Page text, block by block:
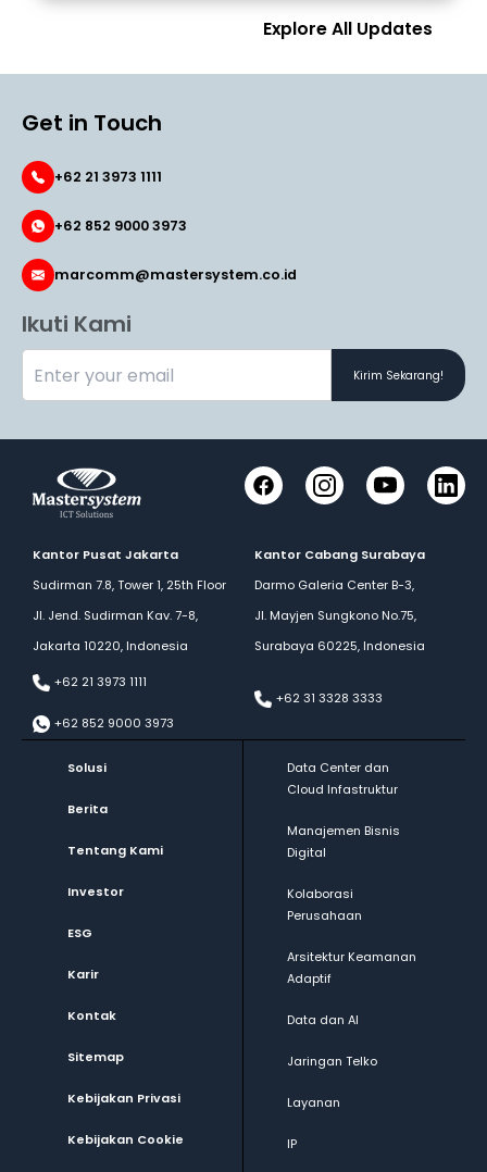
Explore All Updates
Get in Touch
+62 21 3973 1111
+62 852 9000 3973
marcomm@mastersystem.co.id
Ikuti Kami
Kirim Sekarang!
FacebookInstagramYouTube
Kantor Pusat Jakarta
Sudirman 7.8, Tower 1, 25th Floor
Jl. Jend. Sudirman Kav. 7-8,
Jakarta 10220, Indonesia
+62 21 3973 1111
+62 852 9000 3973
Kantor Cabang Surabaya
Darmo Galeria Center B-3,
Jl. Mayjen Sungkono No.75,
Surabaya 60225, Indonesia
+62 31 3328 3333
Solusi
Berita
Tentang Kami
Investor
ESG
Karir
Kontak
Sitemap
Kebijakan Privasi
Kebijakan Cookie
Data Center dan
Cloud Infastruktur
Manajemen Bisnis
Digital
Kolaborasi
Perusahaan
Arsitektur Keamanan
Adaptif
Data dan AI
Jaringan Telko
Layanan
IP